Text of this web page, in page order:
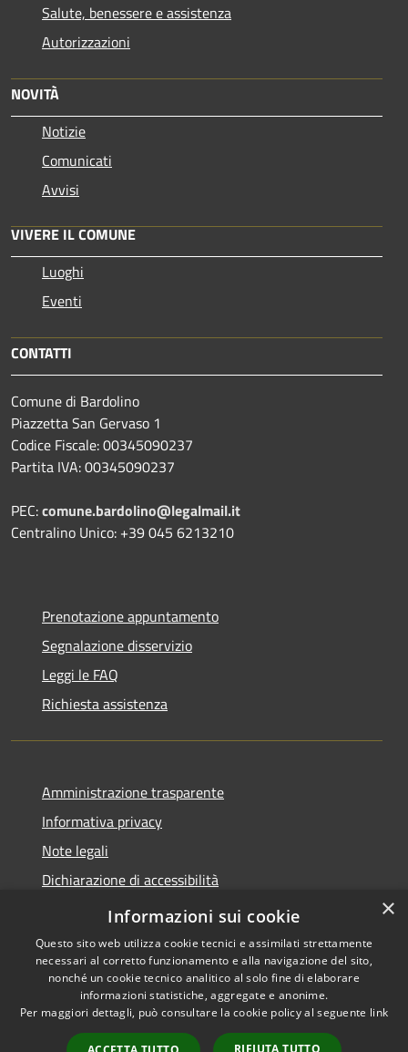
Salute, benessere e assistenza
Autorizzazioni
NOVITÀ
Notizie
Comunicati
Avvisi
VIVERE IL COMUNE
Luoghi
Eventi
CONTATTI
Comune di Bardolino
Piazzetta San Gervaso 1
Codice Fiscale: 00345090237
Partita IVA: 00345090237
PEC:comune.bardolino@legalmail.it
Centralino Unico: +39 045 6213210
Prenotazione appuntamento
Segnalazione disservizio
Leggi le FAQ
Richiesta assistenza
Amministrazione trasparente
Informativa privacy
Note legali
Dichiarazione di accessibilità
Link app municipium
Accessibilità
Copyright © 2026 • Comune di
Bardolino • Powered by
Municipium• Accesso
×
Informazioni sui cookie
Questo sito web utilizza cookie tecnici e assimilati strettamente
necessari al corretto funzionamento e alla navigazione del sito,
nonché un cookie tecnico analitico al solo fine di elaborare
informazioni statistiche, aggregate e anonime.
Per maggiori dettagli, può consultare la cookie policy al seguente link
RIFIUTA TUTTO